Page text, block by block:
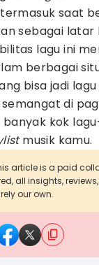
saat
sebagai latar
lagu ini
berbagai
bisa jadi
di
kok
musik kamu.
article is a paid
all insights,
our own.